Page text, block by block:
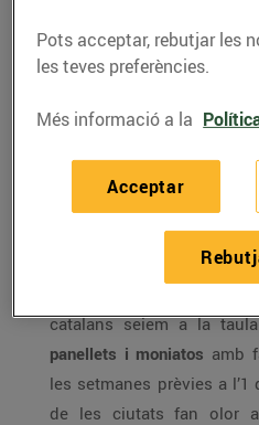
La
festa
catalans seiem a la
panellets i moniatos amb
les setmanes prèvies a
de les ciutats fan olor
Pots acceptar, rebutjar les
les teves preferències.
Més informació a la
Acceptar